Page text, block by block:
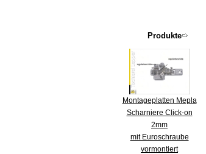
Produkte
Montageplatten Mepla
Scharniere Click-on
2mm
mit Euroschraube
vormontiert